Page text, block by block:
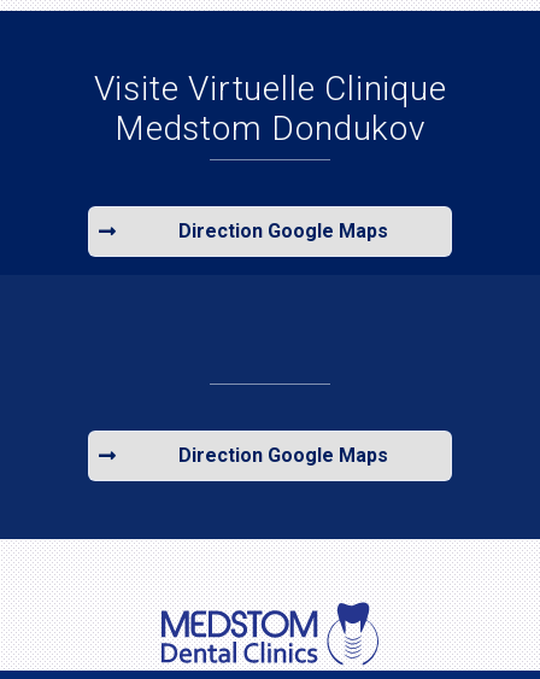
Visite Virtuelle Clinique
Medstom Dondukov
Direction Google Maps
Direction Google Maps